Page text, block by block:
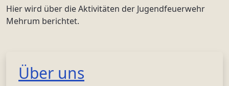
Hier wird über die Aktivitäten der Jugendfeuerwehr
Mehrum berichtet.
Über uns